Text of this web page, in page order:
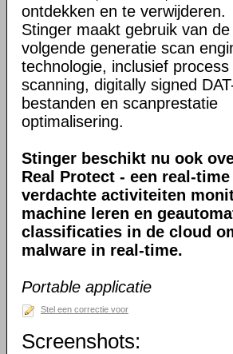
ontdekken en te verwijderen.
Stinger maakt gebruik van de
volgende generatie scan
technologie, inclusief process
scanning, digitally signed
bestanden en scanprestatie
optimalisering.
Stinger beschikt nu ook
Real Protect - een real-
verdachte activiteiten
machine leren en
classificaties in de cloud
malware in real-time.
Portable applicatie
Stel een correctie voor
Screenshots: